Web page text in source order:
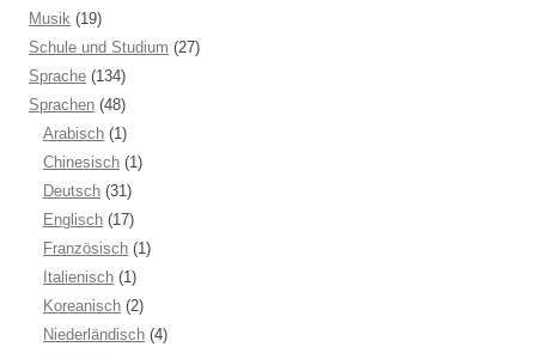
Musik (19)
Schule und Studium (27)
Sprache (134)
Sprachen (48)
Arabisch (1)
Chinesisch (1)
Deutsch (31)
Englisch (17)
Französisch (1)
Italienisch (1)
Koreanisch (2)
Niederländisch (4)